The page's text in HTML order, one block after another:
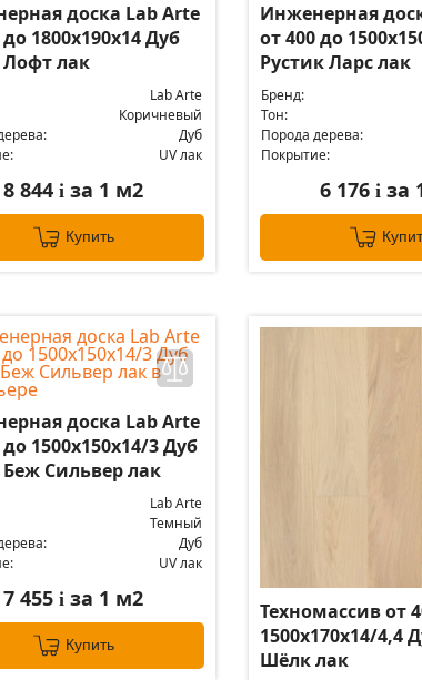
доска Lab Arte
1800х190х14 Дуб
Лофт лак
Lab Arte
Коричневый
Дуб
UV лак
8 844i за 1 м2
Купить
Инженерная
от 400 до
Рустик Ларс лак
Бренд:
Тон:
Порода дерева:
Покрытие:
6 176i за
доска Lab Arte
до 1500х150х14/3 Дуб
Беж Сильвер лак
Lab Arte
Темный
Дуб
UV лак
7 455i за 1 м2
Купить
Техномассив от
1500х170х14/4,4
Шёлк лак